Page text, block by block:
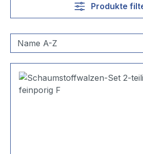
Produkte